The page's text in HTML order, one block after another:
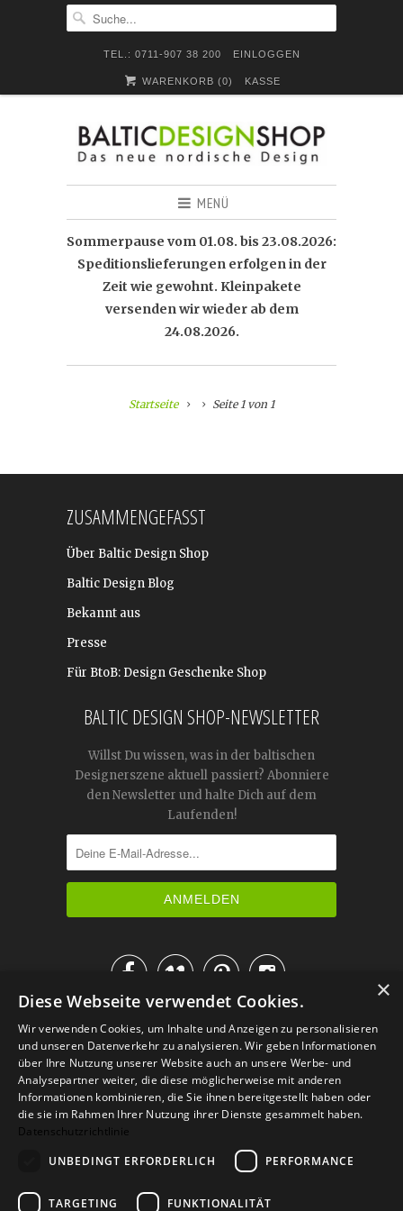
TEL.: 0711-907 38 200 EINLOGGEN
WARENKORB (0) KASSE
MENÜ
Sommerpause vom 01.08. bis 23.08.2026:
Speditionslieferungen erfolgen in der
Zeit wie gewohnt. Kleinpakete
versenden wir wieder ab dem
24.08.2026.
Startseite Seite 1 von 1
ZUSAMMENGEFASST
Über Baltic Design Shop
Baltic Design Blog
Bekannt aus
Presse
Für BtoB: Design Geschenke Shop
BALTIC DESIGN SHOP-NEWSLETTER
Willst Du wissen, was in der baltischen
Designerszene aktuell passiert? Abonniere
den Newsletter und halte Dich auf dem
Laufenden!

IM KATALOG BLÄTTERN
Versand Zahlarten Retoure
×
Diese Webseite verwendet Cookies.
Wir verwenden Cookies, um Inhalte und Anzeigen zu personalisieren
und unseren Datenverkehr zu analysieren. Wir geben Informationen
über Ihre Nutzung unserer Website auch an unsere Werbe- und
Analysepartner weiter, die diese möglicherweise mit anderen
Informationen kombinieren, die Sie ihnen bereitgestellt haben oder
die sie im Rahmen Ihrer Nutzung ihrer Dienste gesammelt haben.
Datenschutzrichtlinie
UNBEDINGT ERFORDERLICH
PERFORMANCE
TARGETING FUNKTIONALITÄT